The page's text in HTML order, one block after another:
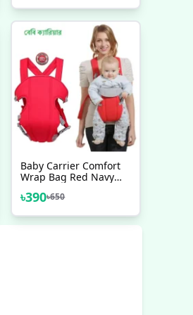
Baby Carrier Comfort
Wrap Bag Red Navy
৳390৳650